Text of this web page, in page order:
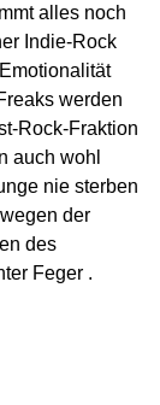
alles noch
Indie-Rock
werden
Rock-Fraktion
auch wohl
nie sterben
der
des
Feger .